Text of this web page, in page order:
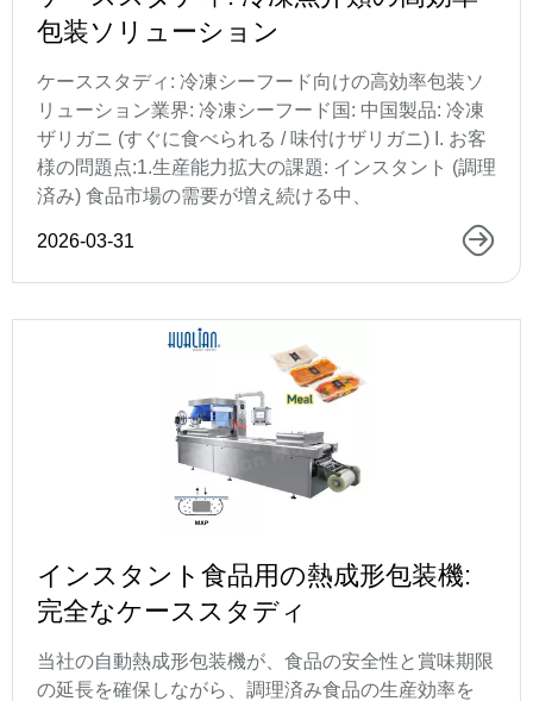
包装ソリューション
ケーススタディ: 冷凍シーフード向けの高効率包装ソ
リューション業界: 冷凍シーフード国: 中国製品: 冷凍
ザリガニ (すぐに食べられる / 味付けザリガニ) I. お客
様の問題点:1.生産能力拡大の課題: インスタント (調理
済み) 食品市場の需要が増え続ける中、
2026-03-31
インスタント食品用の熱成形包装機:
完全なケーススタディ
当社の自動熱成形包装機が、食品の安全性と賞味期限
の延長を確保しながら、調理済み食品の生産効率を